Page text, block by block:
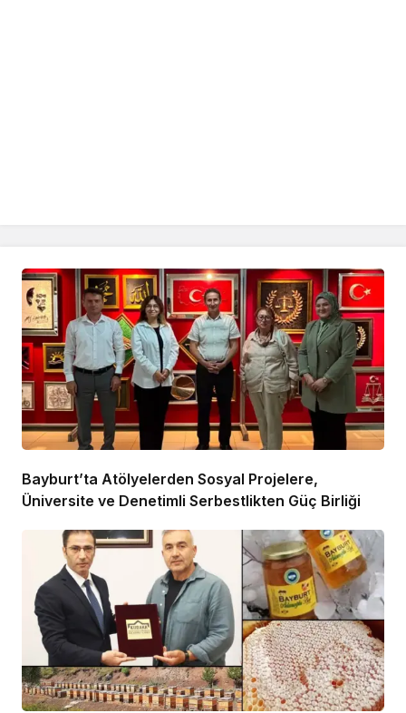
Bayburt’ta Atölyelerden Sosyal Projelere,
Üniversite ve Denetimli Serbestlikten Güç Birliği